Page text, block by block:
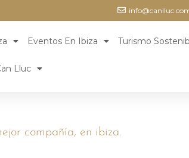
Eventos En Ibiza Turismo
Lluc
compañía, en ibiza.